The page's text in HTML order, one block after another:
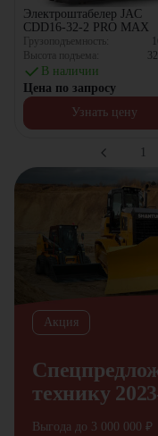
Электроштабелер JAC
CDD16-32-2 PRO MAX
Грузоподъемность:
Высота подъема:
В наличии
Цена по запросу
Узнать цену
Акция
технику
Выгода до 3 000 000 ₽